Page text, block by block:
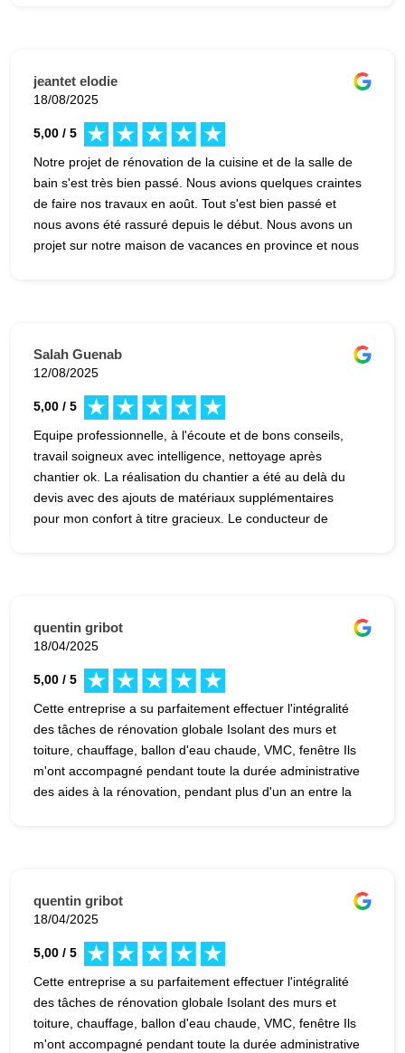
jeantet elodie
18/08/2025
5,00 / 5
Notre projet de rénovation de la cuisine et de la salle de
bain s'est très bien passé. Nous avions quelques craintes
de faire nos travaux en août. Tout s'est bien passé et
nous avons été rassuré depuis le début. Nous avons un
projet sur notre maison de vacances en province et nous
Salah Guenab
12/08/2025
5,00 / 5
Equipe professionnelle, à l'écoute et de bons conseils,
travail soigneux avec intelligence, nettoyage après
chantier ok. La réalisation du chantier a été au delà du
devis avec des ajouts de matériaux supplémentaires
pour mon confort à titre gracieux. Le conducteur de
quentin gribot
18/04/2025
5,00 / 5
Cette entreprise a su parfaitement effectuer l'intégralité
des tâches de rénovation globale Isolant des murs et
toiture, chauffage, ballon d'eau chaude, VMC, fenêtre Ils
m'ont accompagné pendant toute la durée administrative
des aides à la rénovation, pendant plus d'un an entre la
quentin gribot
18/04/2025
5,00 / 5
Cette entreprise a su parfaitement effectuer l'intégralité
des tâches de rénovation globale Isolant des murs et
toiture, chauffage, ballon d'eau chaude, VMC, fenêtre Ils
m'ont accompagné pendant toute la durée administrative